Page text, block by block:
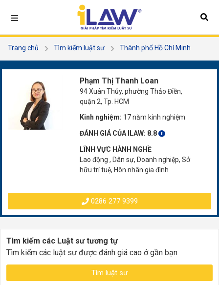
Trang chủ Tìm kiếm luật sư
Thành phố Hồ Chí Minh
Phạm Thị Thanh Loan
94 Xuân Thủy, phường Thảo Điền,
quận 2, Tp. HCM
Kinh nghiệm: 17 năm kinh nghiệm
ĐÁNH GIÁ CỦA ILAW: 8.8
LĨNH VỰC HÀNH NGHỀ
Lao động , Dân sự, Doanh nghiệp, Sở
hữu trí tuệ, Hôn nhân gia đình
0286 277 9399
Tìm kiếm các Luật sư tương tự
Tìm kiếm các luật sư được đánh giá cao ở gần bạn
Tìm luật sư